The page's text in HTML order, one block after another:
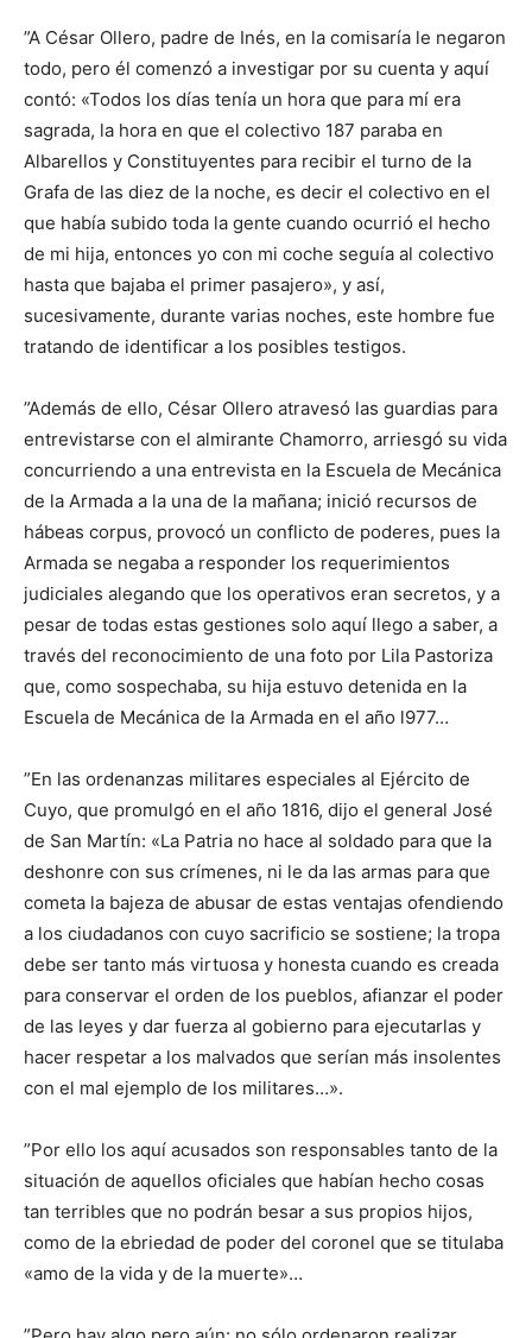
”A César Ollero, padre de Inés, en la comisaría le negaron
todo, pero él comenzó a investigar por su cuenta y aquí
contó: «Todos los días tenía un hora que para mí era
sagrada, la hora en que el colectivo 187 paraba en
Albarellos y Constituyentes para recibir el turno de la
Grafa de las diez de la noche, es decir el colectivo en el
que había subido toda la gente cuando ocurrió el hecho
de mi hija, entonces yo con mi coche seguía al colectivo
hasta que bajaba el primer pasajero», y así,
sucesivamente, durante varias noches, este hombre fue
tratando de identificar a los posibles testigos.
”Además de ello, César Ollero atravesó las guardias para
entrevistarse con el almirante Chamorro, arriesgó su vida
concurriendo a una entrevista en la Escuela de Mecánica
de la Armada a la una de la mañana; inició recursos de
hábeas corpus, provocó un conflicto de poderes, pues la
Armada se negaba a responder los requerimientos
judiciales alegando que los operativos eran secretos, y a
pesar de todas estas gestiones solo aquí llego a saber, a
través del reconocimiento de una foto por Lila Pastoriza
que, como sospechaba, su hija estuvo detenida en la
Escuela de Mecánica de la Armada en el año l977…
”En las ordenanzas militares especiales al Ejército de
Cuyo, que promulgó en el año 1816, dijo el general José
de San Martín: «La Patria no hace al soldado para que la
deshonre con sus crímenes, ni le da las armas para que
cometa la bajeza de abusar de estas ventajas ofendiendo
a los ciudadanos con cuyo sacrificio se sostiene; la tropa
debe ser tanto más virtuosa y honesta cuando es creada
para conservar el orden de los pueblos, afianzar el poder
de las leyes y dar fuerza al gobierno para ejecutarlas y
hacer respetar a los malvados que serían más insolentes
con el mal ejemplo de los militares…».
”Por ello los aquí acusados son responsables tanto de la
situación de aquellos oficiales que habían hecho cosas
tan terribles que no podrán besar a sus propios hijos,
como de la ebriedad de poder del coronel que se titulaba
«amo de la vida y de la muerte»…